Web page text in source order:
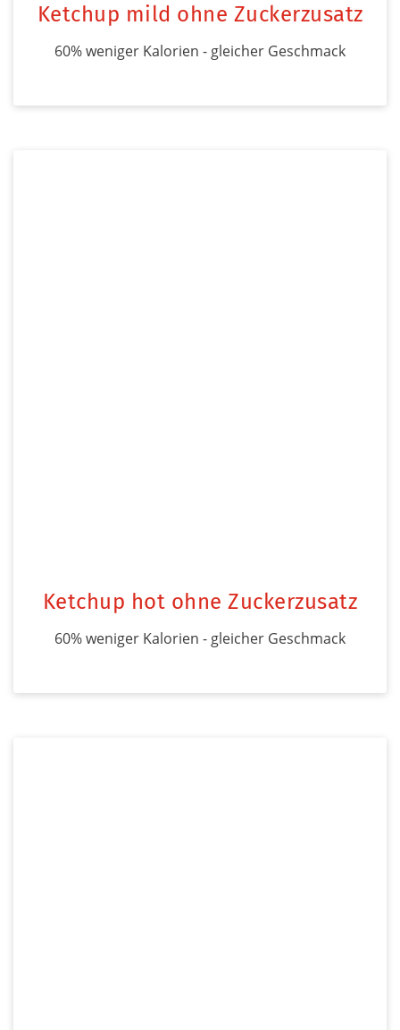
Ketchup mild ohne Zuckerzusatz
60% weniger Kalorien - gleicher Geschmack
Ketchup hot ohne Zuckerzusatz
60% weniger Kalorien - gleicher Geschmack